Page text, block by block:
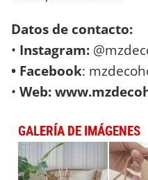
Datos de contacto:
• ​ Instagram:
• Facebook:
• ​ Web:
GALERÍA DE IMÁGENES